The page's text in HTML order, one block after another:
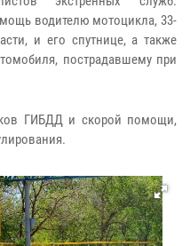
водителю мотоцикла, 33-
и его спутнице, а также
пострадавшему при
ГИБДД и скорой помощи,